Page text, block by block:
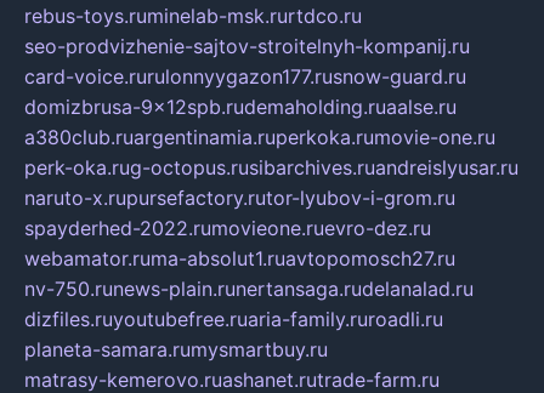
rebus-toys.ruminelab-msk.rurtdco.ru
seo-prodvizhenie-sajtov-stroitelnyh-kompanij.ru
card-voice.rurulonnyygazon177.rusnow-guard.ru
domizbrusa-9x12spb.rudemaholding.ruaalse.ru
a380club.ruargentinamia.ruperkoka.rumovie-one.ru
perk-oka.rug-octopus.rusibarchives.ruandreislyusar.ru
naruto-x.rupursefactory.rutor-lyubov-i-grom.ru
spayderhed-2022.rumovieone.ruevro-dez.ru
webamator.ruma-absolut1.ruavtopomosch27.ru
nv-750.runews-plain.runertansaga.rudelanalad.ru
dizfiles.ruyoutubefree.ruaria-family.ruroadli.ru
planeta-samara.rumysmartbuy.ru
matrasy-kemerovo.ruashanet.rutrade-farm.ru